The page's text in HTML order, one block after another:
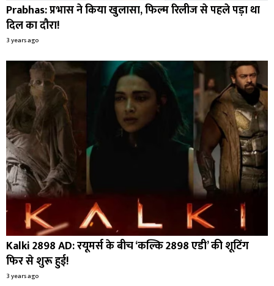
Prabhas: प्रभास ने किया खुलासा, फिल्म रिलीज से पहले पड़ा था
दिल का दौरा!
3 years ago
Kalki 2898 AD: रयूमर्स के बीच ‘कल्कि 2898 एडी’ की शूटिंग
फिर से शुरू हुई!
3 years ago